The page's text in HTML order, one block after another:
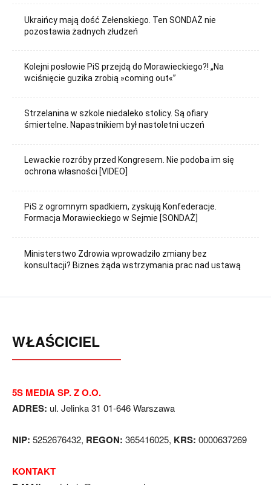
Ukraińcy mają dość Zełenskiego. Ten SONDAŻ nie
pozostawia żadnych złudzeń
Kolejni posłowie PiS przejdą do Morawieckiego?! „Na
wciśnięcie guzika zrobią »coming out«”
Strzelanina w szkole niedaleko stolicy. Są ofiary
śmiertelne. Napastnikiem był nastoletni uczeń
Lewackie rozróby przed Kongresem. Nie podoba im się
ochrona własności [VIDEO]
PiS z ogromnym spadkiem, zyskują Konfederacje.
Formacja Morawieckiego w Sejmie [SONDAŻ]
Ministerstwo Zdrowia wprowadziło zmiany bez
konsultacji? Biznes żąda wstrzymania prac nad ustawą
WŁAŚCICIEL
5S MEDIA SP. Z O.O.
ADRES: ul. Jelinka 31 01-646 Warszawa
NIP: 5252676432, REGON: 365416025, KRS: 0000637269
KONTAKT